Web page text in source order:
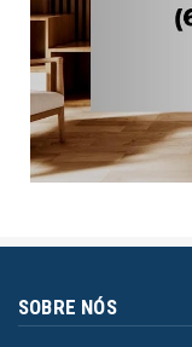
SOBRE NÓS